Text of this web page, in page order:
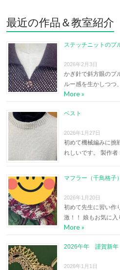
最近の作品＆教室紹介
ステッチニットのプ
2026年2月3日
かぎ針で斜方眼のプ
ルー感を生かしつつ
More »
ベスト
2026年1月27日
初めて機械編みに挑
れしいです。 製作
マフラー（千鳥格子）
2026年1月20日
初めて先生に習い作
激！！ 娘もお気に
More »
2026午年 謹賀新年
2026年1月1日